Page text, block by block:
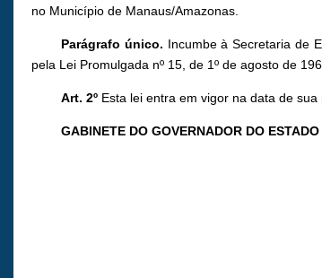
no Município de Manaus/Amazonas.
Parágrafo único. Incumbe à Secretaria de
pela Lei Promulgada nº 15, de 1º de agosto de
Art. 2º Esta lei entra em vigor na data de sua
GABINETE DO GOVERNADOR DO